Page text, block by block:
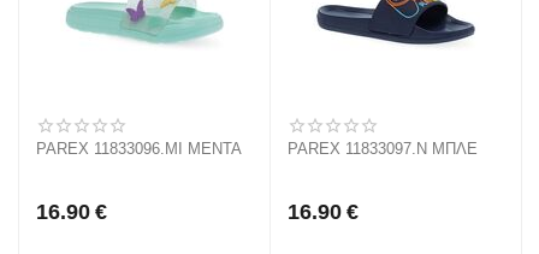
PAREX 11833096.MI ΜΕΝΤΑ
16.90 €
PAREX 11833097.N ΜΠΛΕ
16.90 €